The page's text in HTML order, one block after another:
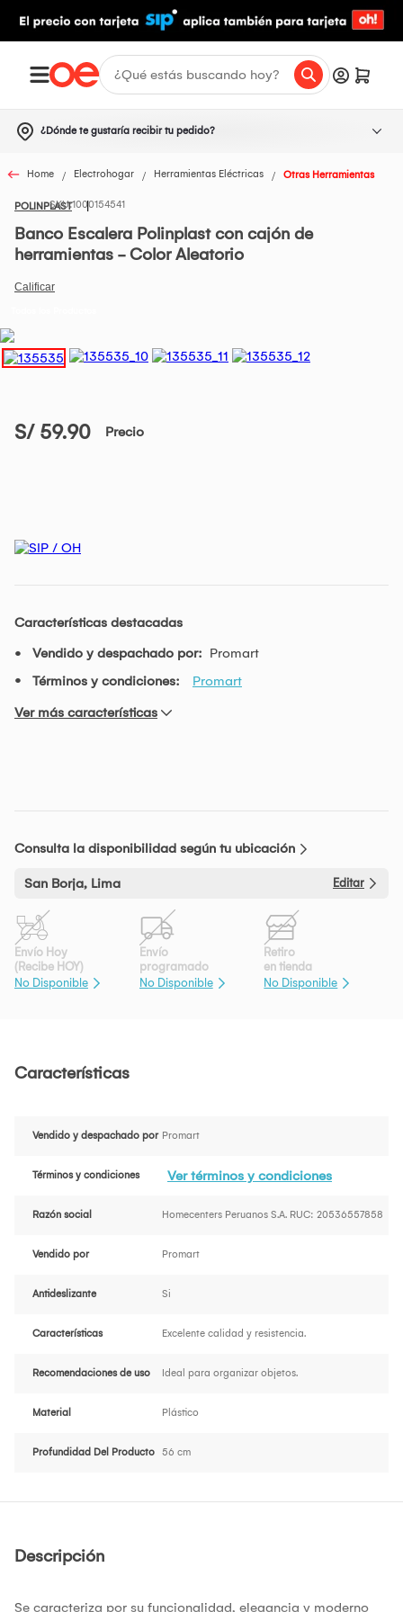
¿Dónde te gustaría recibir tu pedido?
Home Electrohogar Herramientas Eléctricas Otras Herramientas
POLINPLAST1000154541
Banco Escalera Polinplast con cajón de
herramientas - Color Aleatorio
S/ 59.90 Precio
Características destacadas
Vendido y despachado por: Promart
Términos y condiciones:
Promart
Ver más características
Consulta la disponibilidad según tu ubicación
San Borja, Lima Editar
Envío Hoy
(Recibe HOY)
No Disponible
Envío
programado
No Disponible
Retiro
en tienda
No Disponible
Características
Vendido y despachado por Promart
Términos y condiciones Ver términos y condiciones
Razón social Homecenters Peruanos S.A. RUC: 20536557858
Vendido por Promart
Antideslizante Si
Características Excelente calidad y resistencia.
Recomendaciones de uso Ideal para organizar objetos.
Material Plástico
Profundidad Del Producto 56 cm
Descripción
Se caracteriza por su funcionalidad, elegancia y moderno